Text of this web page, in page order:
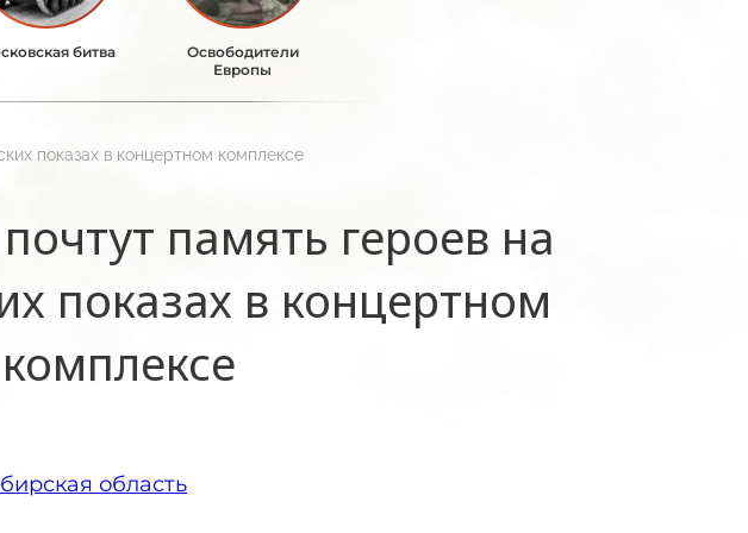
битва
Освободители
Европы
показах в концертном комплексе
память героев на
показах в концертном
комплексе
область